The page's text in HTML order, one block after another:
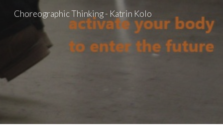
Skip to main content Skip to navigation
Choreographic Thinking - Katrin Kolo